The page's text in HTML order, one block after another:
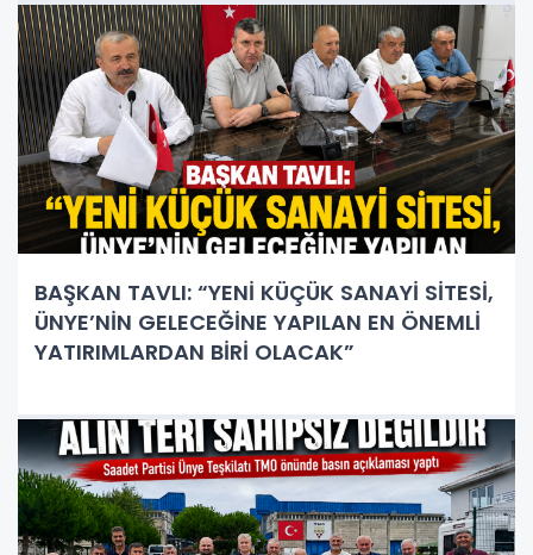
BAŞKAN TAVLI: “YENİ KÜÇÜK SANAYİ SİTESİ,
ÜNYE’NİN GELECEĞİNE YAPILAN EN ÖNEMLİ
YATIRIMLARDAN BİRİ OLACAK”